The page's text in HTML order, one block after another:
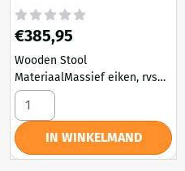
Prijs: 385,95
€385,95
Wooden Stool
MateriaalMassief eiken, rvs
KleurOld grey i.c.m. mat zwart
of geborsteld rvs Breedte30
cm Hoogte45 cm Diepte30 cm
ExtraGeschikt voor iedere
woonruimte. Niet geschikt
Aantal kiezen voor Wooden
IN WINKELMAND